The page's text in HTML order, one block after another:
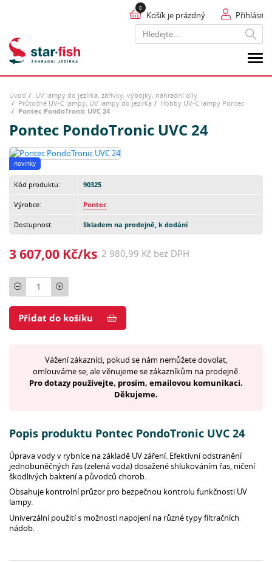
Hledat
Přihlásit
Košík je prázdný
Úvod
UV lampy do jezírka, zářivky, výbojky, náhradní díly
Průtočné UV-C lampy, UV lampy do jezírka
Hobby UV-C lampy Pontec
Pontec PondoTronic UVC 24
Pontec PondoTronic UVC 24
novinky
Kód produktu: 90325
Výrobce: Pontec
Dostupnost: Skladem na prodejně, k dodání
3 607,00 Kč/ks 2 980,99 Kč bez DPH
Počet
Přidat do košíku
Vážení zákazníci, pokud se nám nemůžete dovolat,
omlouváme se, ale věnujeme se zákazníkům na prodejně.
Pro dotazy používejte, prosím, emailovou komunikaci.
Děkujeme.
Popis produktu Pontec PondoTronic UVC 24
Úprava vody v rybníce na základě UV záření. Efektivní odstranění
jednobuněčných řas (zelená voda) dosažené shlukováním řas, ničení
škodlivých bakterií a původců chorob.
Obsahuje kontrolní průzor pro bezpečnou kontrolu funkčnosti UV
lampy.
Univerzální použití s možností napojení na různé typy filtračních
nádob.